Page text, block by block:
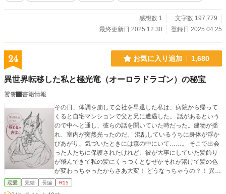
感想数 1
文字数 197,779
最終更新日 2025.12.30
登録日 2025.04.25
24 お気に入り追加 1,680
異世界転移した私と極光竜（オーロラドラゴン）の秘宝
饕餮
書籍情報
その日、体調を崩して会社を早退した私は、病院から帰って
くると自宅マンションで父と兄に遭遇した。 話があるという
ので中へと通し、彼らの話を聞いていた時だった。建物が揺
れ、室内が突然光ったのだ。 混乱しているうちに身体が浮か
びあがり、気づいたときには森の中にいて……。 そこで出会
った人たちに保護されたけれど、彼が大事にしていた髪飾り
が飛んできて私の髪にくっつくとなぜかそれが溶けて髪の色
が変わっちゃったからさあ大変！ どうなっちゃうの？！ 異世
界トリップしたヒロインと彼女を拾ったヒーローの恋愛と、
恋愛 完結 長編 R15